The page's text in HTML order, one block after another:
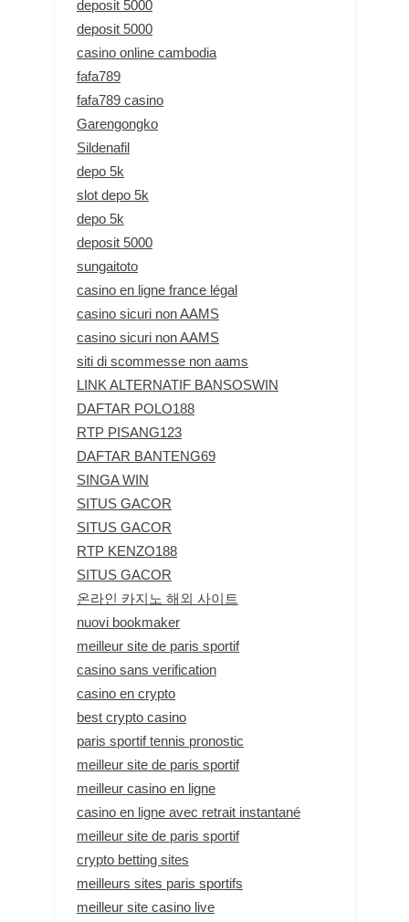
deposit 5000
deposit 5000
casino online cambodia
fafa789
fafa789 casino
Garengongko
Sildenafil
depo 5k
slot depo 5k
depo 5k
deposit 5000
sungaitoto
casino en ligne france légal
casino sicuri non AAMS
casino sicuri non AAMS
siti di scommesse non aams
LINK ALTERNATIF BANSOSWIN
DAFTAR POLO188
RTP PISANG123
DAFTAR BANTENG69
SINGA WIN
SITUS GACOR
SITUS GACOR
RTP KENZO188
SITUS GACOR
온라인 카지노 해외 사이트
nuovi bookmaker
meilleur site de paris sportif
casino sans verification
casino en crypto
best crypto casino
paris sportif tennis pronostic
meilleur site de paris sportif
meilleur casino en ligne
casino en ligne avec retrait instantané
meilleur site de paris sportif
crypto betting sites
meilleurs sites paris sportifs
meilleur site casino live